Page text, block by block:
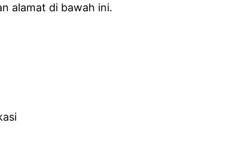
alamat di bawah ini.